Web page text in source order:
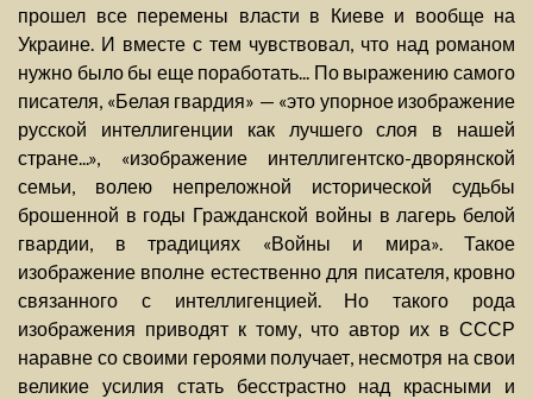
прошел все перемены власти в Киеве и вообще на
Украине. И вместе с тем чувствовал, что над романом
нужно было бы еще поработать... По выражению самого
писателя, «Белая гвардия» — «это упорное изображение
русской интеллигенции как лучшего слоя в нашей
стране...», «изображение интеллигентско-дворянской
семьи, волею непреложной исторической судьбы
брошенной в годы Гражданской войны в лагерь белой
гвардии, в традициях «Войны и мира». Такое
изображение вполне естественно для писателя, кровно
связанного с интеллигенцией. Но такого рода
изображения приводят к тому, что автор их в СССР
наравне со своими героями получает, несмотря на свои
великие усилия стать бесстрастно над красными и